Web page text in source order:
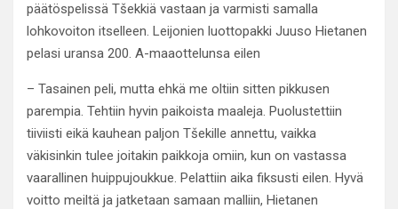
päätöspelissä Tšekkiä vastaan ja varmisti samalla
lohkovoiton itselleen. Leijonien luottopakki Juuso Hietanen
pelasi uransa 200. A-maaottelunsa eilen
– Tasainen peli, mutta ehkä me oltiin sitten pikkusen
parempia. Tehtiin hyvin paikoista maaleja. Puolustettiin
tiiviisti eikä kauhean paljon Tšekille annettu, vaikka
väkisinkin tulee joitakin paikkoja omiin, kun on vastassa
vaarallinen huippujoukkue. Pelattiin aika fiksusti eilen. Hyvä
voitto meiltä ja jatketaan samaan malliin, Hietanen